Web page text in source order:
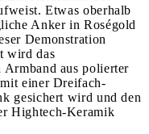
Etwas oberhalb
Anker in Roségold
Demonstration
wird das
Armband aus polierter
einer Dreifach-
gesichert wird und den
Hightech-Keramik